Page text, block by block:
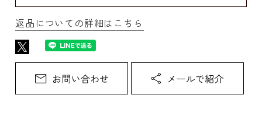
返品についての詳細はこちら